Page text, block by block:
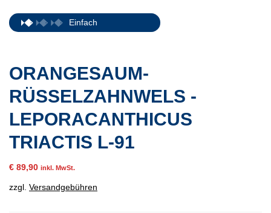
Einfach
ORANGESAUM-
RÜSSELZAHNWELS -
LEPORACANTHICUS
TRIACTIS L-91
€ 89,90 inkl. MwSt.
zzgl. Versandgebühren